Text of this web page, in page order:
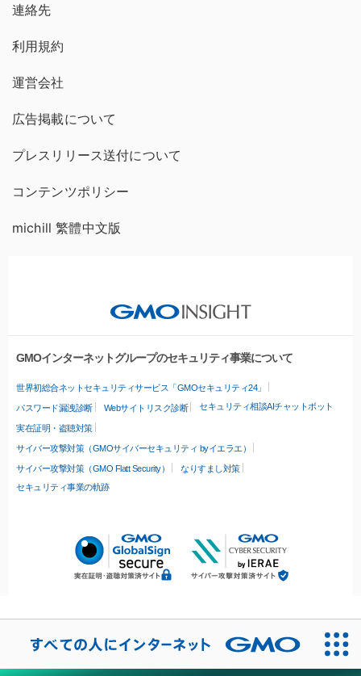
連絡先
利用規約
運営会社
広告掲載について
プレスリリース送付について
コンテンツポリシー
michill 繁體中文版
GMOインターネットグループのセキュリティ事業について
世界初総合ネットセキュリティサービス「GMOセキュリティ24」
パスワード漏洩診断 Webサイトリスク診断 セキュリティ相談AIチャットボット
実在証明・盗聴対策
サイバー攻撃対策（GMOサイバーセキュリティ byイエラエ）
サイバー攻撃対策（GMO Flatt Security）
なりすまし対策
セキュリティ事業の軌跡